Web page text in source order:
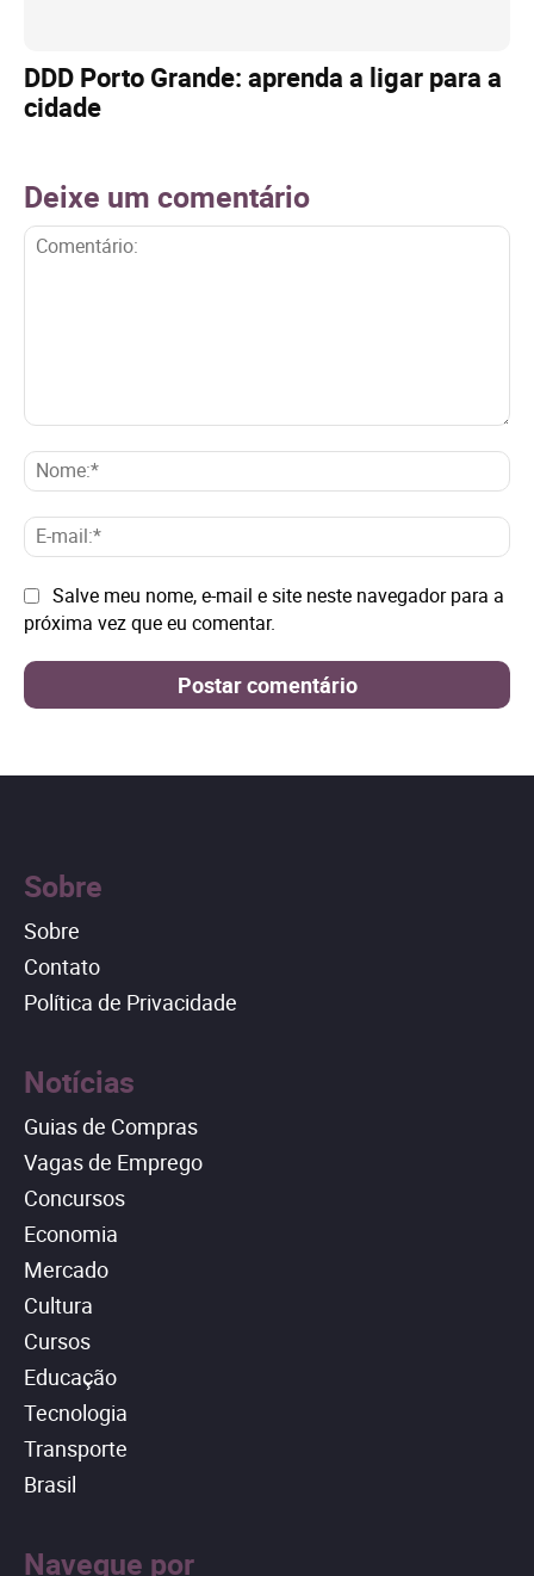
DDD Porto Grande: aprenda a ligar para a
cidade
Deixe um comentário
E-
Site: Salve meu nome, e-mail e site neste navegador para a
próxima vez que eu comentar.
Sobre
Sobre
Contato
Política de Privacidade
Notícias
Guias de Compras
Vagas de Emprego
Concursos
Economia
Mercado
Cultura
Cursos
Educação
Tecnologia
Transporte
Brasil
Navegue por